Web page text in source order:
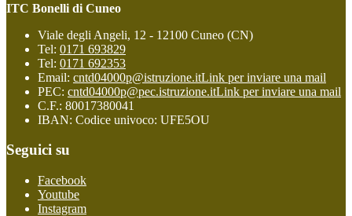
ITC Bonelli di Cuneo
Viale degli Angeli, 12 - 12100 Cuneo (CN)
Tel: 0171 693829
Tel: 0171 692353
Email: cntd04000p@istruzione.itLink per inviare una mail
PEC: cntd04000p@pec.istruzione.itLink per inviare una mail
C.F.: 80017380041
IBAN: Codice univoco: UFE5OU
Seguici su
Facebook
Youtube
Instagram